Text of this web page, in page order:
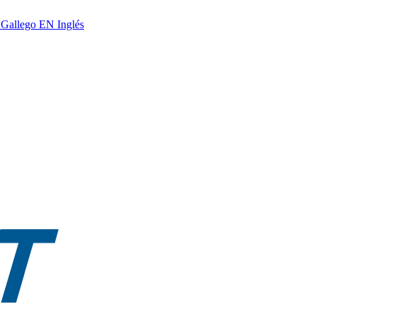
Gallego EN Inglés